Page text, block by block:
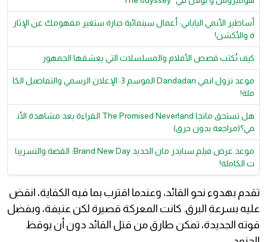
أساطير الأنمي الياباني: أعمال سينمائية جبارة ستغير مفهومك عن الإثار
ة والأكشن!
كيف تُكتب قصص الأفلام والمسلسلات التي يعشقها الجمهور
موعد نزول انمي Dandadan الموسم 3: الإعلان الرسمي والتفاصيل الكا
ملة!
هل تستحق مانجا The Promised Neverland القراءة بعد مشاهدة الأن
مي؟(مراجعة بدون حرق)
موعد عرض فيلم سبايدر مان الجديد Brand New Day: القصة والتسريبا
ت الكاملة!
تقدم بهدوء نحو القائد، وعندما اقترب بما فيه الكفاية، انقض
عليه بسرعة البرق. كانت المعركة قصيرة لكن عنيفة، وبفضل
قوته الجديدة، تمكن طارق من قتل القائد دون أن يوقظ